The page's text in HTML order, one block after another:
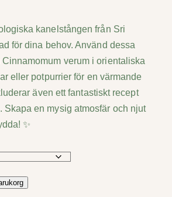
kanelstången från Sri
för dina behov. Använd dessa
verum i orientaliska
eller potpurrier för en värmande
även ett fantastiskt recept
Skapa en mysig atmosfär och njut
✨